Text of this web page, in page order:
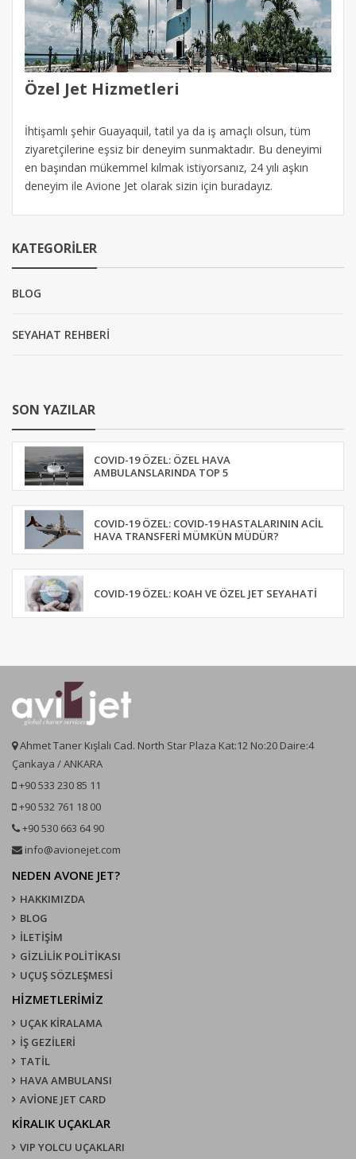
Özel Jet Hizmetleri
İhtişamlı şehir Guayaquil, tatil ya da iş amaçlı olsun, tüm
ziyaretçilerine eşsiz bir deneyim sunmaktadır. Bu deneyimi
en başından mükemmel kılmak istiyorsanız, 24 yılı aşkın
deneyim ile Avione Jet olarak sizin için buradayız.
KATEGORILER
BLOG
SEYAHAT REHBERİ
SON YAZILAR
COVID-19 ÖZEL: ÖZEL HAVA
AMBULANSLARINDA TOP 5
COVID-19 ÖZEL: COVID-19 HASTALARININ ACIL
HAVA TRANSFERI MÜMKÜN MÜDÜR?
COVID-19 ÖZEL: KOAH VE ÖZEL JET SEYAHATI
Ahmet Taner Kışlalı Cad. North Star Plaza Kat:12 No:20 Daire:4
Çankaya / ANKARA
+90 533 230 85 11
+90 532 761 18 00
+90 530 663 64 90
info@avionejet.com
NEDEN AVONE JET?
HAKKIMIZDA
BLOG
İLETİŞİM
GİZLİLİK POLİTİKASI
UÇUŞ SÖZLEŞMESI
HİZMETLERİMİZ
UÇAK KIRALAMA
İŞ GEZİLERİ
TATİL
HAVA AMBULANSI
AVİONE JET CARD
KIRALIK UÇAKLAR
VIP YOLCU UÇAKLARI